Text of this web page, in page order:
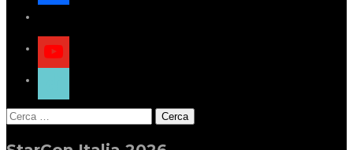
x
youtube
tiktok
Ricerca
per: